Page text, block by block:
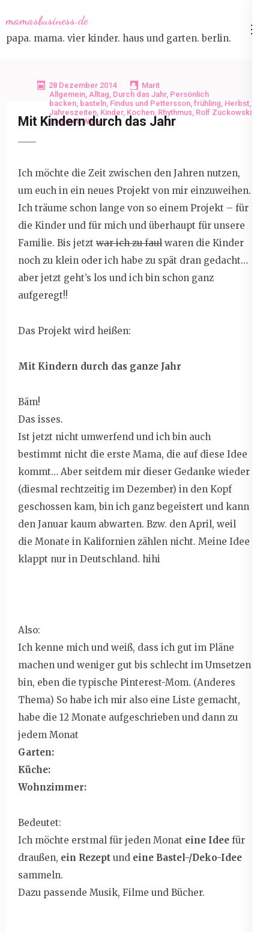
to
content
mamasbusiness.de
papa. mama. vier kinder. haus und garten. berlin.
28 Dezember 2014
Marit
Allgemein, Alltag, Durch das Jahr, Persönlich
backen, basteln, Findus und Pettersson, frühling, Herbst,
Jahreszeiten, Kinder, Kochen, Rhythmus, Rolf Zuckowski
Sommer,Winter
Mit Kindern durch das Jahr
Ich möchte die Zeit zwischen den Jahren nutzen,
um euch in ein neues Projekt von mir einzuweihen.
Ich träume schon lange von so einem Projekt – für
die Kinder und für mich und überhaupt für unsere
Familie. Bis jetzt war ich zu faul waren die Kinder
noch zu klein oder ich habe zu spät dran gedacht…
aber jetzt geht’s los und ich bin schon ganz
aufgeregt!!
Das Projekt wird heißen:
Mit Kindern durch das ganze Jahr
Bäm!
Das isses.
Ist jetzt nicht umwerfend und ich bin auch
bestimmt nicht die erste Mama, die auf diese Idee
kommt… Aber seitdem mir dieser Gedanke wieder
(diesmal rechtzeitig im Dezember) in den Kopf
geschossen kam, bin ich ganz begeistert und kann
den Januar kaum abwarten. Bzw. den April, weil
die Monate in Kalifornien zählen nicht. Meine Idee
klappt nur in Deutschland. hihi
Also:
Ich kenne mich und weiß, dass ich gut im Pläne
machen und weniger gut bis schlecht im Umsetzen
bin, eben die typische Pinterest-Mom. (Anderes
Thema) So habe ich mir also eine Liste gemacht,
habe die 12 Monate aufgeschrieben und dann zu
jedem Monat
Garten:
Küche:
Wohnzimmer:
Bedeutet:
Ich möchte erstmal für jeden Monat eine Idee für
draußen, ein Rezept und eine Bastel-/Deko-Idee
sammeln.
Dazu passende Musik, Filme und Bücher.